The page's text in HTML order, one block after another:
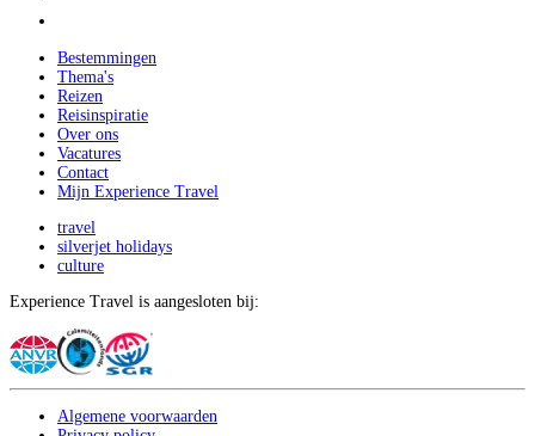
Bestemmingen
Thema's
Reizen
Reisinspiratie
Over ons
Vacatures
Contact
Mijn Experience Travel
travel
silverjet holidays
culture
Experience Travel is aangesloten bij:
Algemene voorwaarden